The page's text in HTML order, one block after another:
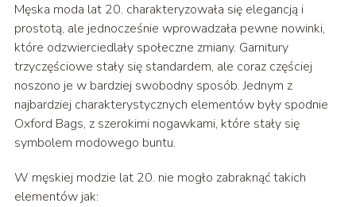
Męska moda lat 20. charakteryzowała się elegancją i
prostotą, ale jednocześnie wprowadzała pewne nowinki,
które odzwierciedlały społeczne zmiany. Garnitury
trzyczęściowe stały się standardem, ale coraz częściej
noszono je w bardziej swobodny sposób. Jednym z
najbardziej charakterystycznych elementów były spodnie
Oxford Bags, z szerokimi nogawkami, które stały się
symbolem modowego buntu.
W męskiej modzie lat 20. nie mogło zabraknąć takich
elementów jak: